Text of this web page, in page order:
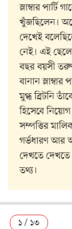
স্লাম্বার
খুঁজছিলেন।
দেখেই
নেই। এই
বছর বয়সী
বানান
মুগ্ধ ব্রিটনি
হিসেবে
সম্পত্তির
গর্ভধারণ আর
দেখতে দেখতে
তথ্য।
১ / ১৩